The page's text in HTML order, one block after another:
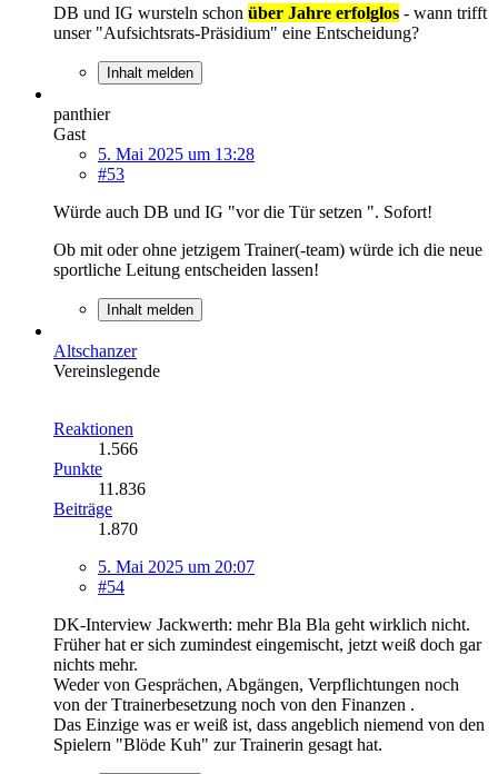
DB und IG wursteln schon über Jahre erfolglos - wann trifft
unser "Aufsichtsrats-Präsidium" eine Entscheidung?
Inhalt melden
panthier
Gast
5. Mai 2025 um 13:28
#53
Würde auch DB und IG "vor die Tür setzen ". Sofort!
Ob mit oder ohne jetzigem Trainer(-team) würde ich die neue
sportliche Leitung entscheiden lassen!
Inhalt melden
Altschanzer
Vereinslegende
Reaktionen
1.566
Punkte
11.836
Beiträge
1.870
5. Mai 2025 um 20:07
#54
DK-Interview Jackwerth: mehr Bla Bla geht wirklich nicht.
Früher hat er sich zumindest eingemischt, jetzt weiß doch gar
nichts mehr.
Weder von Gesprächen, Abgängen, Verpflichtungen noch
von der Ttrainerbesetzung noch von den Finanzen .
Das Einzige was er weiß ist, dass angeblich niemend von den
Spielern "Blöde Kuh" zur Trainerin gesagt hat.